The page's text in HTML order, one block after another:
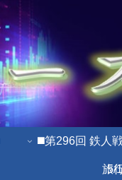
◼️第296回 鉄人
5/
旅